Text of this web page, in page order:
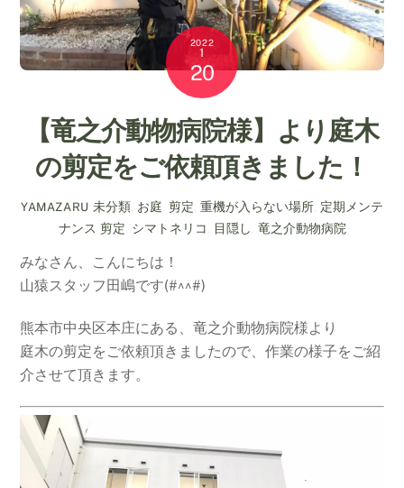
2022
1
20
【竜之介動物病院様】より庭木
の剪定をご依頼頂きました！
YAMAZARU 未分類 お庭 ,剪定 ,重機が入らない場所 定期メンテ
ナンス 剪定 シマトネリコ 目隠し 竜之介動物病院
みなさん、こんにちは！
山猿スタッフ田嶋です(#^^#)
熊本市中央区本庄にある、竜之介動物病院様より
庭木の剪定をご依頼頂きましたので、作業の様子をご紹
介させて頂きます。